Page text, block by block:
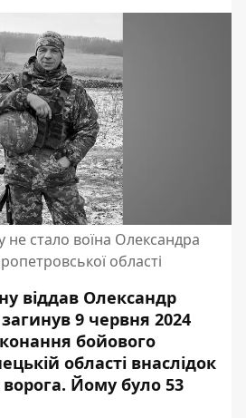
не стало воїна Олександра
області
віддав Олександр
9 червня 2024
бойового
області внаслідок
Йому було 53